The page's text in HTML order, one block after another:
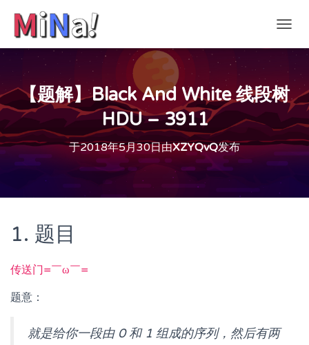
换
航
【题解】Black And White 线段树
HDU – 3911
于2018年5月30日由XZYQvQ发布
1. 题目
传送门=￣ω￣=
题意：
就是给你一段由 0 和 1 组成的序列，然后有两